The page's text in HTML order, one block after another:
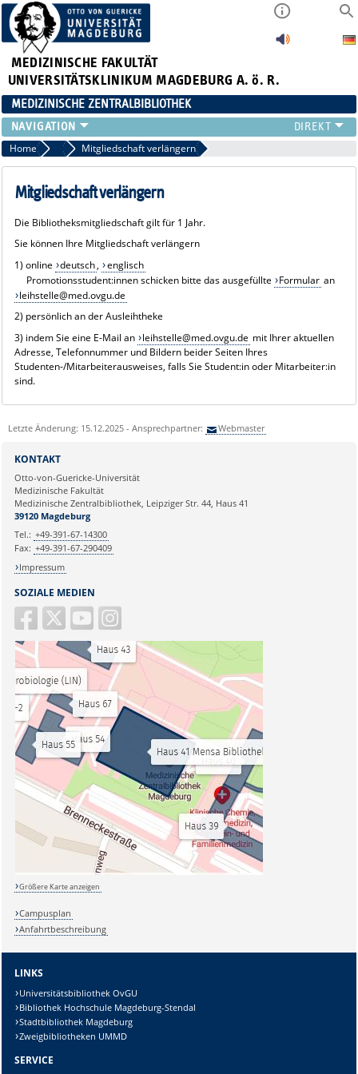
MEDIZINISCHE FAKULTÄT
UNIVERSITÄTSKLINIKUM MAGDEBURG A. ö. R.
MEDIZINISCHE ZENTRALBIBLIOTHEK
LITERATURSUCHE
SERVICE
INFORMATIONSKOMPETENZ
PUBLIZIEREN
NEU HIER?
SUCHE A-Z
Home ServiceMitgliedschaft verlängern
Mitgliedschaft verlängern
Die Bibliotheksmitgliedschaft gilt für 1 Jahr.
Sie können Ihre Mitgliedschaft verlängern
1) online
deutsch,
englisch
Promotionsstudent:innen schicken bitte das ausgefüllte
Formular an
leihstelle@med.ovgu.de
2) persönlich an der Ausleihtheke
3) indem Sie eine E-Mail an leihstelle@med.ovgu.de mit Ihrer aktuellen
Adresse, Telefonnummer und Bildern beider Seiten Ihres
Studenten-/Mitarbeiterausweises, falls Sie Student:in oder Mitarbeiter:in
sind.
Letzte Änderung: 15.12.2025 - Ansprechpartner: Webmaster
SOZIALE MEDIEN
KONTAKT
Otto-von-Guericke-Universität
Medizinische Fakultät
Medizinische Zentralbibliothek, Leipziger Str. 44, Haus 41
39120 Magdeburg
Tel.: +49-391-67-14300
Fax: +49-391-67-290409
Impressum
Größere Karte anzeigen
Campusplan
Anfahrtbeschreibung
LINKS
Universitätsbibliothek OvGU
Bibliothek Hochschule Magdeburg-Stendal
Stadtbibliothek Magdeburg
Zweigbibliotheken UMMD
SERVICE